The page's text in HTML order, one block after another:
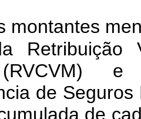
montantes
Retribuição
(RVCVM)
de
de